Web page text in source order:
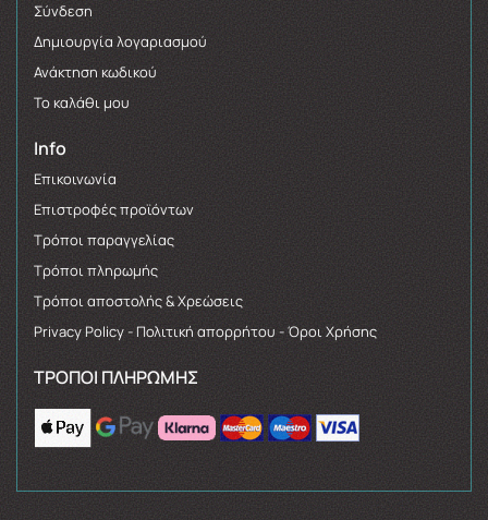
Σύνδεση
Δημιουργία λογαριασμού
Ανάκτηση κωδικού
Το καλάθι μου
Info
Επικοινωνία
Επιστροφές προϊόντων
Τρόποι παραγγελίας
Τρόποι πληρωμής
Τρόποι αποστολής & Χρεώσεις
Privacy Policy - Πολιτική απορρήτου - Όροι Χρήσης
ΤΡΌΠΟΙ ΠΛΗΡΩΜΉΣ